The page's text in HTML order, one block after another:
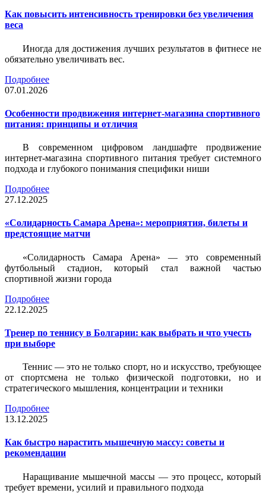
Как повысить интенсивность тренировки без увеличения
веса
Иногда для достижения лучших результатов в фитнесе не
обязательно увеличивать вес.
Подробнее
07.01.2026
Особенности продвижения интернет-магазина спортивного
питания: принципы и отличия
В современном цифровом ландшафте продвижение
интернет-магазина спортивного питания требует системного
подхода и глубокого понимания специфики ниши
Подробнее
27.12.2025
«Солидарность Самара Арена»: мероприятия, билеты и
предстоящие матчи
«Солидарность Самара Арена» — это современный
футбольный стадион, который стал важной частью
спортивной жизни города
Подробнее
22.12.2025
Тренер по теннису в Болгарии: как выбрать и что учесть
при выборе
Теннис — это не только спорт, но и искусство, требующее
от спортсмена не только физической подготовки, но и
стратегического мышления, концентрации и техники
Подробнее
13.12.2025
Как быстро нарастить мышечную массу: советы и
рекомендации
Наращивание мышечной массы — это процесс, который
требует времени, усилий и правильного подхода